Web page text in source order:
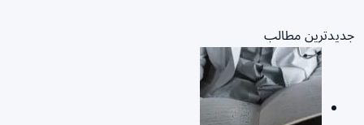
جدیدترین مطالب